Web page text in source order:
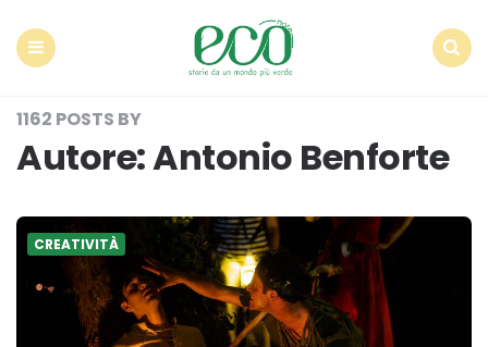
1162 POSTS BY
Autore:Antonio Benforte
CREATIVITÀ